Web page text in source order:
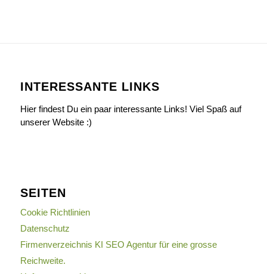
INTERESSANTE LINKS
Hier findest Du ein paar interessante Links! Viel Spaß auf
unserer Website :)
SEITEN
Cookie Richtlinien
Datenschutz
Firmenverzeichnis KI SEO Agentur für eine grosse
Reichweite.